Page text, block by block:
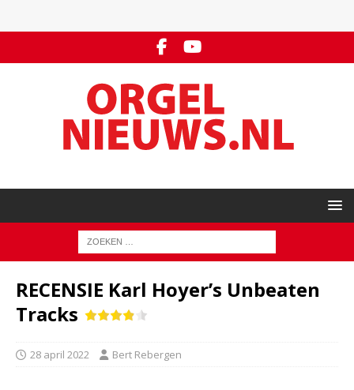
RECENSIE Karl Hoyer’s Unbeaten
Tracks
28 april 2022 Bert Rebergen